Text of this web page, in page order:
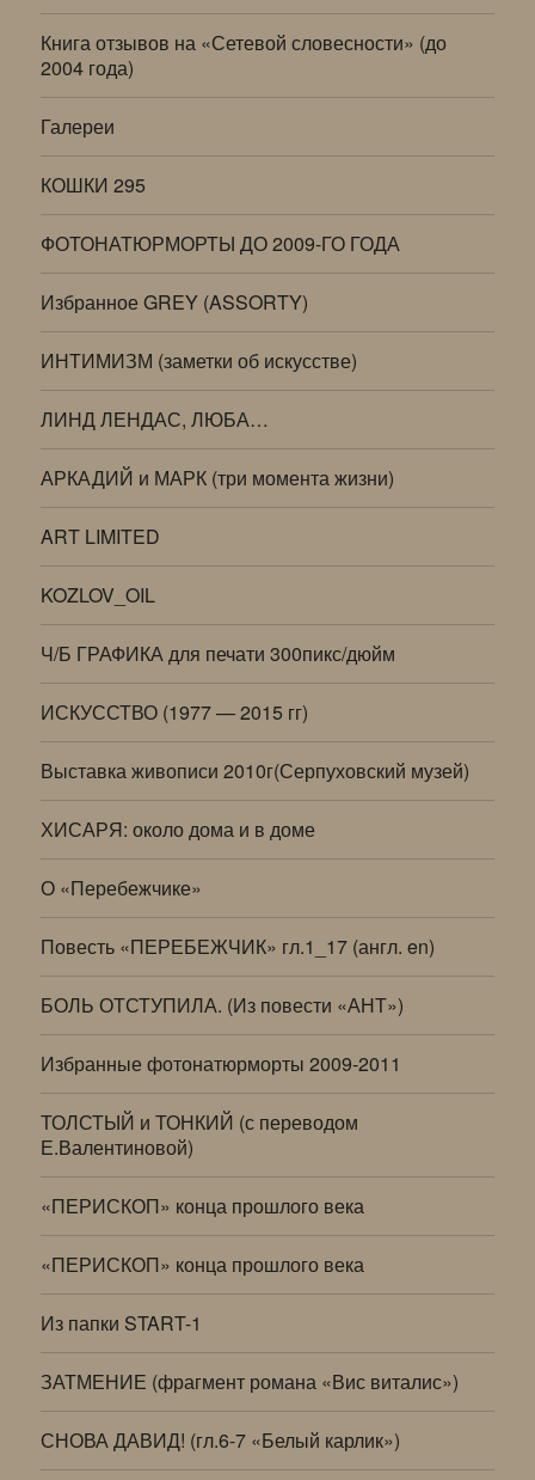
Книга отзывов на «Сетевой словесности» (до
2004 года)
Галереи
КОШКИ 295
ФОТОНАТЮРМОРТЫ ДО 2009-ГО ГОДА
Избранное GREY (ASSORTY)
ИНТИМИЗМ (заметки об искусстве)
ЛИНД ЛЕНДАС, ЛЮБА…
АРКАДИЙ и МАРК (три момента жизни)
ART LIMITED
KOZLOV_OIL
Ч/Б ГРАФИКА для печати 300пикс/дюйм
ИСКУССТВО (1977 — 2015 гг)
Выставка живописи 2010г(Серпуховский музей)
ХИСАРЯ: около дома и в доме
О «Перебежчике»
Повесть «ПЕРЕБЕЖЧИК» гл.1_17 (англ. en)
БОЛЬ ОТСТУПИЛА. (Из повести «АНТ»)
Избранные фотонатюрморты 2009-2011
ТОЛСТЫЙ и ТОНКИЙ (с переводом
Е.Валентиновой)
«ПЕРИСКОП» конца прошлого века
«ПЕРИСКОП» конца прошлого века
Из папки START-1
ЗАТМЕНИЕ (фрагмент романа «Вис виталис»)
СНОВА ДАВИД! (гл.6-7 «Белый карлик»)